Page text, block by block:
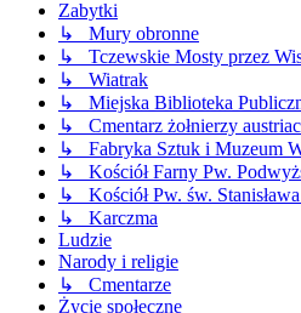
Zabytki
↳ Mury obronne
↳ Tczewskie Mosty przez
↳ Wiatrak
↳ Miejska Biblioteka
↳ Cmentarz żołnierzy
↳ Fabryka Sztuk i Muzeum
↳ Kościół Farny Pw.
↳ Kościół Pw. św.
↳ Karczma
Ludzie
Narody i religie
↳ Cmentarze
Życie społeczne